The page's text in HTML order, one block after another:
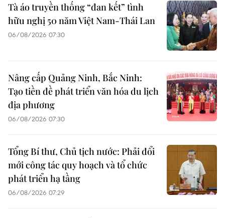
Tà áo truyền thống “đan kết” tình
hữu nghị 50 năm Việt Nam-Thái Lan
06/08/2026 07:30
Nâng cấp Quảng Ninh, Bắc Ninh:
Tạo tiền đề phát triển văn hóa du lịch
địa phương
06/08/2026 07:30
Tổng Bí thư, Chủ tịch nước: Phải đổi
mới công tác quy hoạch và tổ chức
phát triển hạ tầng
06/08/2026 07:29